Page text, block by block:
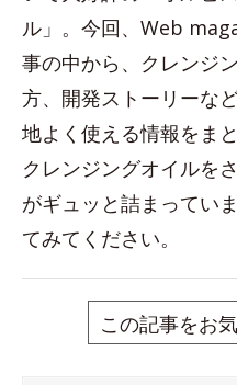
ル」。今回、Web
事の中から、クレンジ
方、開発ストーリーな
地よく使える情報をまと
クレンジングオイルを
がギュッと詰まってい
てみてください。
この記事をお